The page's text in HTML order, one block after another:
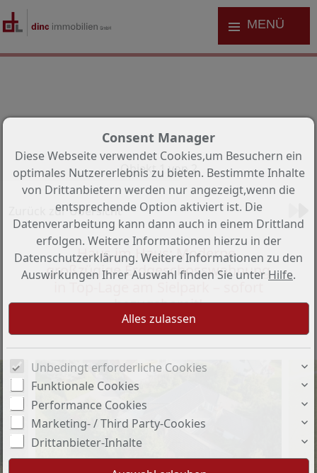
MENÜ
Objekt 1 von 2
Zurück zur Übersicht
Haus im Haus: Moderne,
großzügige Erdgeschosswohnung
in Top-Lage am Sielpark – sofort
bezugsbereit!
Objekt-Nr.: 248010#Jpfhb
Consent Manager
Diese Webseite verwendet Cookies,um Besuchern ein
optimales Nutzererlebnis zu bieten. Bestimmte Inhalte
von Drittanbietern werden nur angezeigt,wenn die
entsprechende Option aktiviert ist. Die
Datenverarbeitung kann dann auch in einem Drittland
erfolgen. Weitere Informationen hierzu in der
Datenschutzerklärung. Weitere Informationen zu den
Auswirkungen Ihrer Auswahl finden Sie unter Hilfe.
Unbedingt erforderliche Cookies
Funktionale Cookies
Performance Cookies
Marketing- / Third Party-Cookies
Drittanbieter-Inhalte